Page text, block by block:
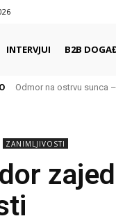
INTERVJUI B2B
Autentični biser Italije
Odmor na ostrvu sunca
ZANIMLJIVOSTI